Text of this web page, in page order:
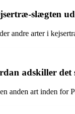
slægten
andre arter i
adskiller
anden art inden